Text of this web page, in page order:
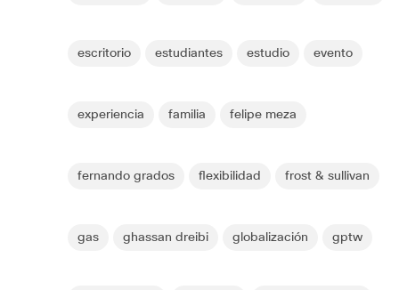
escritorio estudiantes estudio evento
experiencia familia felipe meza
fernando grados flexibilidad frost & sullivan
gas ghassan dreibi globalización gptw